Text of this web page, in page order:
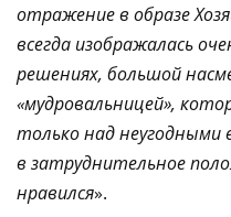
отражение в образе
всегда изображалась
решениях, большой
«мудровальницей»,
только над неугодными
в затруднительное
нравился».